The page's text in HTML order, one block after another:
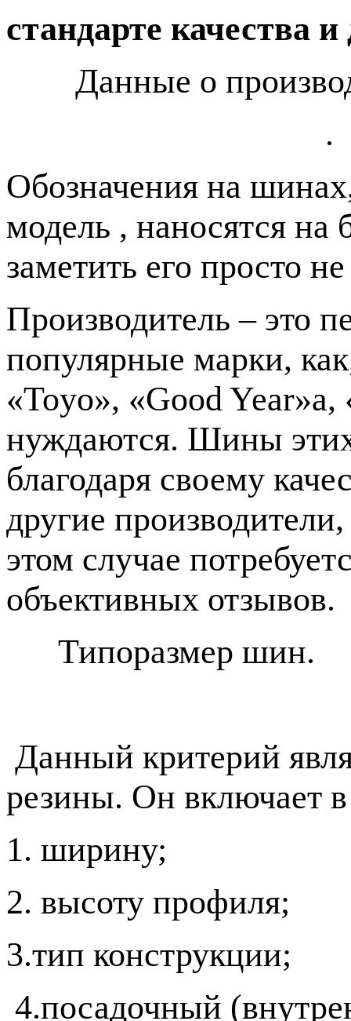
стандарте качества и
Данные о
.
Обозначения на
модель , наносятся
заметить его просто
Производитель – это
популярные марки,
«Toyo», «Good
нуждаются. Шины
благодаря своему
другие
этом случае
объективных отзывов.
Типоразмер шин.
Данный критерий
резины. Он включает
1. ширину;
2. высоту профиля;
3.тип конструкции;
4.посадочный